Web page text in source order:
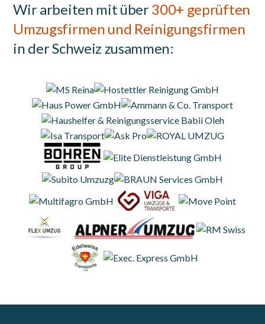
Wir arbeiten mit über300+ geprüften
Umzugsfirmen und Reinigungsfirmen
in der Schweiz zusammen: